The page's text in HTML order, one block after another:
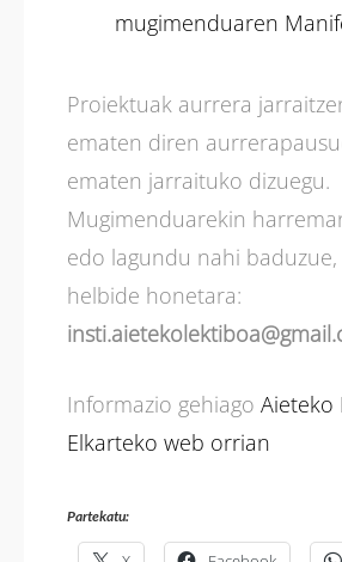
mugimenduaren
Proiektuak aurrera
ematen diren
ematen jarraituko dizuegu.
Mugimenduarekin
edo lagundu nahi baduzue,
helbide honetara:
Informazio gehiago Aieteko
Elkarteko web orrian
Partekatu: